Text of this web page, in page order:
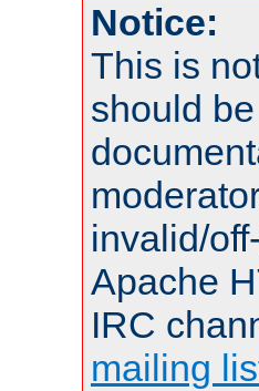
Notice:
This is
should
invalid/
Apache
IRC
mailing